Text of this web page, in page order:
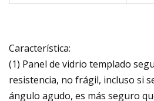
Característica:
(1) Panel de vidrio templado
resistencia, no frágil, incluso si
ángulo agudo, es más seguro